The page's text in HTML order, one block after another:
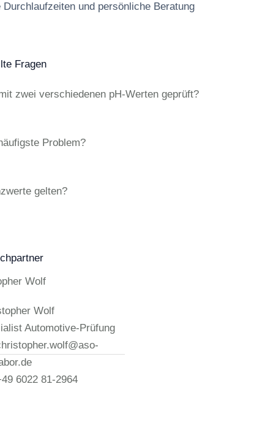
Durchlaufzeiten und persönliche Beratung
Fragen
zwei verschiedenen pH-Werten geprüft?
Problem?
gelten?
Wolf
Automotive-Prüfung
6022 81-2964